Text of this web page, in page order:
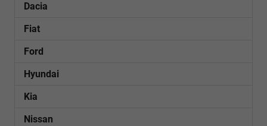
Dacia
Fiat
Ford
Hyundai
Kia
Nissan